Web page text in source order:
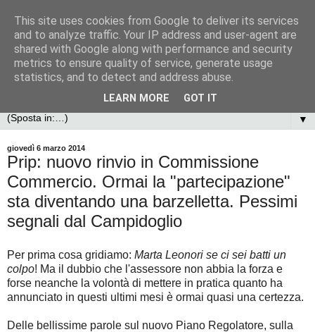
▼
giovedì 6 marzo 2014
Prip: nuovo rinvio in Commissione
Commercio. Ormai la "partecipazione"
sta diventando una barzelletta. Pessimi
segnali dal Campidoglio
Per prima cosa gridiamo: Marta Leonori se ci sei batti un
colpo! Ma il dubbio che l'assessore non abbia la forza e
forse neanche la volontà di mettere in pratica quanto ha
annunciato in questi ultimi mesi è ormai quasi una certezza.
Delle bellissime parole sul nuovo Piano Regolatore, sulla
This site uses cookies from Google to deliver its services
and to analyze traffic. Your IP address and user-agent are
shared with Google along with performance and security
metrics to ensure quality of service, generate usage
statistics, and to detect and address abuse.
LEARN MORE GOT IT